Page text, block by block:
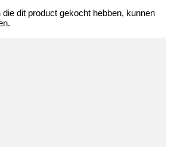
dit product gekocht hebben, kunnen